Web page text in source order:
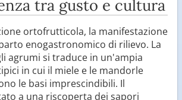
tra gusto e cultura
ortofrutticola, la manifestazione
enogastronomico di rilievo. La
agrumi si traduce in un'ampia
in cui il miele e le mandorle
le basi imprescindibili. Il
a una riscoperta dei sapori